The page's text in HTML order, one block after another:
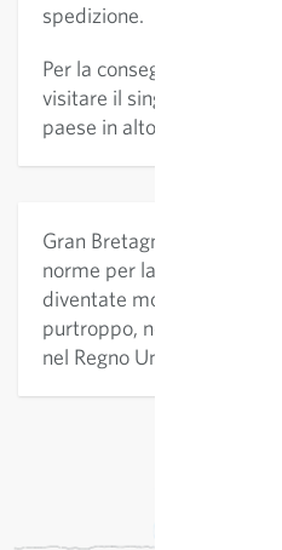
spedizione.
Per la consegna nei
visitare il singolo negozio
paese in alto a destra:
Gran Bretagna (Regno
norme per la spedizione
diventate molto più difficili.
purtroppo, non possiamo
nel Regno Unito.